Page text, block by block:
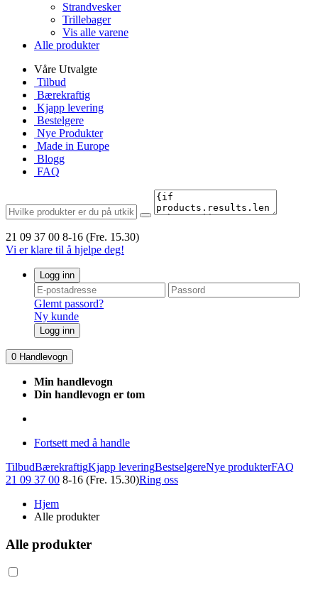
Strandvesker
Trillebager
Vis alle varene
Alle produkter
Våre Utvalgte
Tilbud
Bærekraftig
Kjapp levering
Bestelgere
Nye Produkter
Made in Europe
Blogg
FAQ
21 09 37 00 8-16 (Fre. 15.30)
Vi er klare til å hjelpe deg!
Logg inn
Glemt passord?
Ny kunde
Logg inn
0 Handlevogn
Min handlevogn
Din handlevogn er tom
Fortsett med å handle
TilbudBærekraftigKjapp leveringBestselgereNye produkterFAQ
21 09 37 00 8-16 (Fre. 15.30)Ring oss
Hjem
Alle produkter
Alle produkter